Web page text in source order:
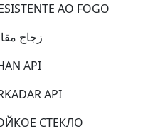
AO FOGO
زجاج
API
API
СТЕКЛО